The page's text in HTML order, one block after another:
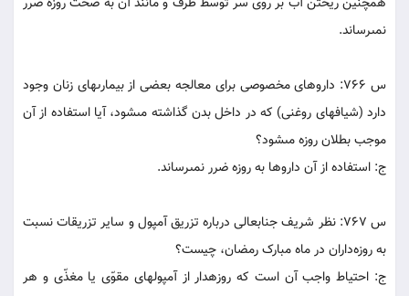
نمى‏رساند.
س 766: داروهاى مخصوصى براى معالجه بعضى از بيمارى‏هاى زنان وجود
دارد (شيافهاى روغنى) که در داخل بدن گذاشته مى‏شود، آيا استفاده از آن
موجب بطلان روزه مى‏شود؟
ج: استفاده از آن داروها به روزه ضرر نمى‏رساند.
س 767: نظر شريف جنابعالى درباره تزريق آمپول و ساير تزريقات نسبت
به روزه‌داران در ماه مبارک رمضان، چيست؟
ج: احتياط واجب آن است که روزه‏دار از آمپول‏هاى مقوّى يا مغذّى و هر